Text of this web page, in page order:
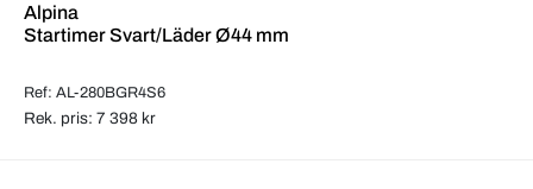
Alpina
Startimer Svart/Läder Ø44 mm
Ref: AL-280BGR4S6
Rek. pris: 7 398 kr